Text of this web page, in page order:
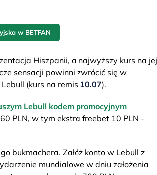
w BETFAN
Hiszpanii, a najwyższy kurs na jej
sensacji powinni zwrócić się w
Lebull (kurs na remis 10.07).
Lebull kodem promocyjnym
PLN, w tym ekstra freebet 10 PLN -
bukmachera. Załóż konto w Lebull z
mundialowe w dniu założenia